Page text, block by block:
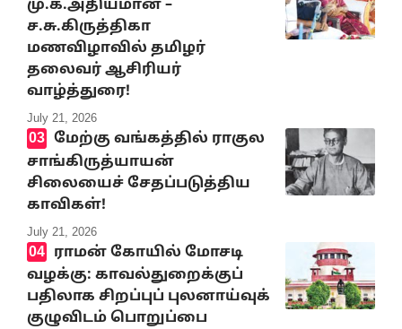
மு.க.அதியமான் –
ச.சு.கிருத்திகா
மணவிழாவில் தமிழர்
தலைவர் ஆசிரியர்
வாழ்த்துரை!
July 21, 2026
மேற்கு வங்கத்தில் ராகுல
சாங்கிருத்யாயன்
சிலையைச் சேதப்படுத்திய
காவிகள்!
July 21, 2026
ராமன் கோயில் மோசடி
வழக்கு: காவல்துறைக்குப்
பதிலாக சிறப்புப் புலனாய்வுக்
குழுவிடம் பொறுப்பை